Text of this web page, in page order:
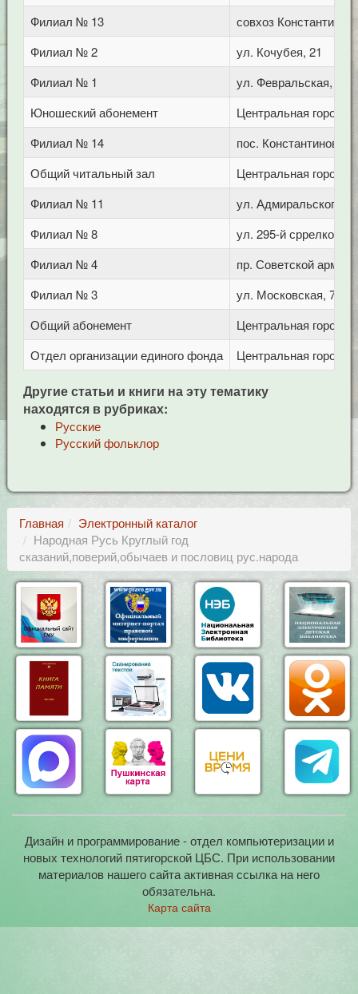
Филиал № 13
совхоз
Филиал № 2
ул. Кочубея, 21
Филиал № 1
ул. Февральская, 283
Юношеский абонемент
Центральная
Филиал № 14
пос.
Общий читальный зал
Центральная
Филиал № 11
ул. Адмиральского, 8
Филиал № 8
ул. 295-й сррелковой
Филиал № 4
пр. Советской армии,
Филиал № 3
ул. Московская, 72/1
Общий абонемент
Центральная
Отдел организации единого фонда
Центральная
Другие статьи и книги на эту тематику
находятся в рубриках:
Русские
Русский фольклор
Главная
Электронный каталог
Народная Русь Круглый год
сказаний,поверий,обычаев и пословиц рус.народа
Дизайн и программирование - отдел компьютеризации и
новых технологий пятигорской ЦБС. При использовании
материалов нашего сайта активная ссылка на него
обязательна.
Карта сайта